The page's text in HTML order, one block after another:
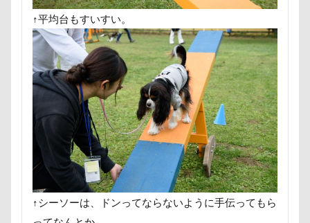
↑平均台もすいすい。
↑シーソーは、ドンってならないように手伝ってもら
那須ゴンドラ 那須どうぶつ王国
那須とりっくあー
道満ドッグラン
道満ドッグプール 運転手
踊り
追いかけっこ 迷子札 近江屋
軽井沢町 南軽井沢
軽井沢町 軽井沢旅行
車
砂浜 石川県 引っ越し
日向ぼっこ
春三くん
星野エリア 昇降テーブル
旭日丘湖
旧軽井沢森ノ美術館
日高市 日帰り入院
方言
新潟県
新春ハッピースクラッチキャンペーン
文太くん
散歩 撮影会 暑さ対策
最敬礼
梨
梅百花園 梅 桜並木 桜
桃侍くん